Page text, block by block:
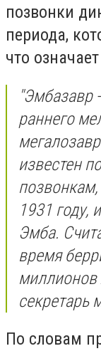
позвонки
периода,
что
"Эмбазавр
раннего
известен
1931 году,
Эмба.
время
миллионов
секретарь
По словам